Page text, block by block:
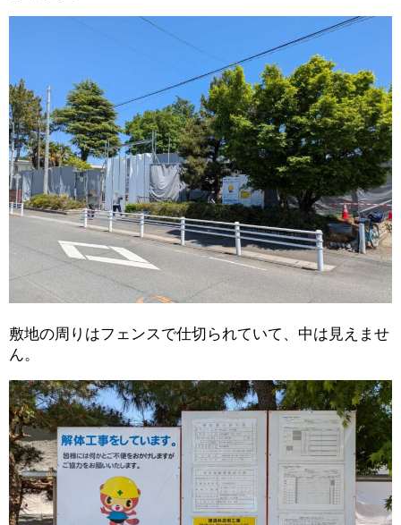
敷地の周りはフェンスで仕切られていて、中は見えませ
ん。